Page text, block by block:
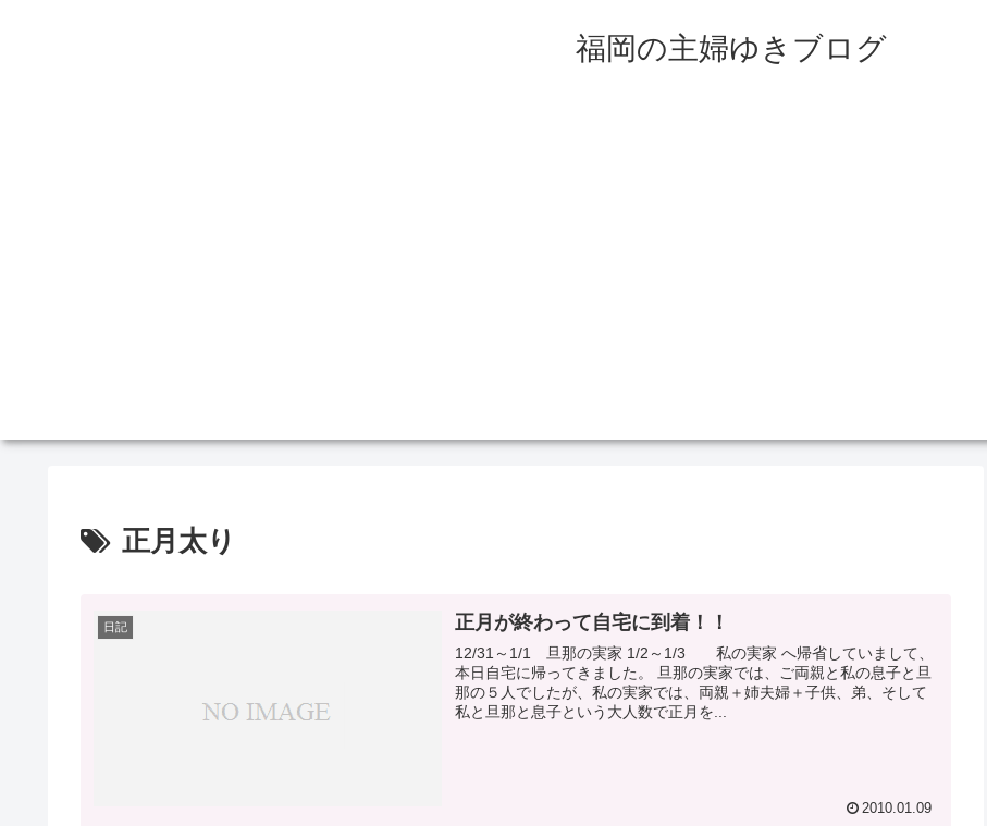
福岡の主婦ゆきブログ
正月太り
日記 正月が終わって自宅に到着！！
12/31～1/1 旦那の実家 1/2～1/3 私の実家 へ帰省していまして、
本日自宅に帰ってきました。 旦那の実家では、ご両親と私の息子と旦
那の５人でしたが、私の実家では、両親＋姉夫婦＋子供、弟、そして
私と旦那と息子という大人数で正月を...
2010.01.09